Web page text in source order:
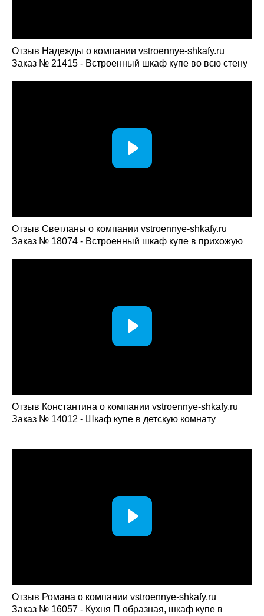
выберите шкаф с распашными дверями в прихожую,
который полностью будет отвечать вашим ожиданиям и
Отзыв Надежды о компании vstroennye-shkafy.ru
Заказ № 21415 - Встроенный шкаф купе во всю стену
Отзыв Светланы о компании vstroennye-shkafy.ru
Заказ № 18074 - Встроенный шкаф купе в прихожую
Отзыв Константина о компании vstroennye-shkafy.ru
Заказ № 14012 - Шкаф купе в детскую комнату
Отзыв Романа о компании vstroennye-shkafy.ru
Заказ № 16057 - Кухня П образная, шкаф купе в